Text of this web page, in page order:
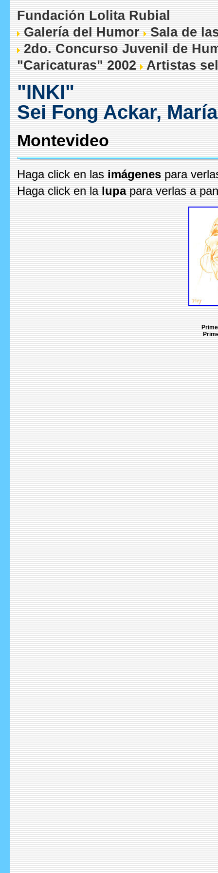
Fundación Lolita Rubial
Galería del Humor
Sala de
2do. Concurso Juvenil de
"Caricaturas" 2002
Artistas
"INKI"
Sei Fong Ackar,
Montevideo
Haga click en las imágenes para
Haga click en la lupapara verlas a